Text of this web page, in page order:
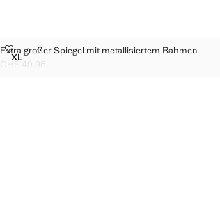
Größen
XLEXTRA GROSSER SPIEGEL MIT
Extra großer Spiegel mit metallisiertem Rahmen
EXTRA GROSSER SPIEGEL MIT METALLISIERTEM
CHF 49.95